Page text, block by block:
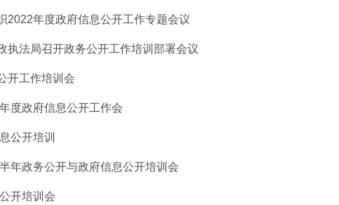
2022年度政府信息公开工作专题会议
执法局召开政务公开工作培训部署会议
开工作培训会
度政府信息公开工作会
公开培训
年政务公开与政府信息公开培训会
开培训会